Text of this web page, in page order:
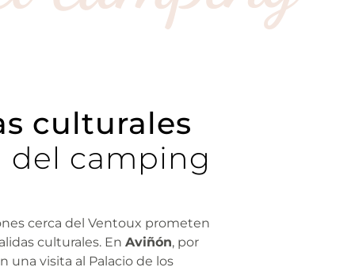
culturales
del camping
cerca del Ventoux prometen
culturales. En Aviñón, por
una visita al Palacio de los